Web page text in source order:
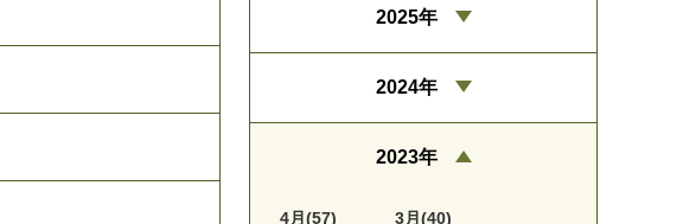
2025年
2024年
2023年
4月(57) 3月(40)